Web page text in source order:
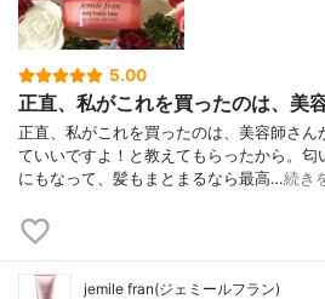
5.00
正直、私がこれを買ったのは、美
正直、私がこれを買ったのは、美容師さん
ていいですよ！と教えてもらったから。匂
にもなって、髪もまとまるなら最高…続き
jemile fran(ジェミールフラン)